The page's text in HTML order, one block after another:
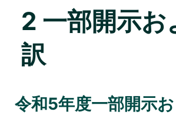
2 一部開示
訳
令和5年度一部開示